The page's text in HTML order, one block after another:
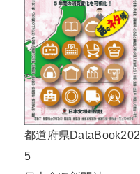
都道府県DataBook202
5